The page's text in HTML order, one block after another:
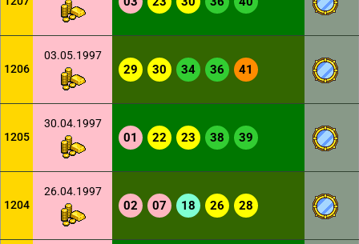
1206
03.05.1997
29 30 34 36 41
1205
30.04.1997
01 22 23 38 39
1204
26.04.1997
02 07 18 26 28